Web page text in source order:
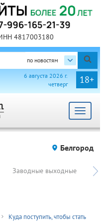
4817003180
по новостям
18+
6 августа 2026 г.
четверг
Toggle
Белгород
Заводные выходные
Куда поступить, чтобы стать